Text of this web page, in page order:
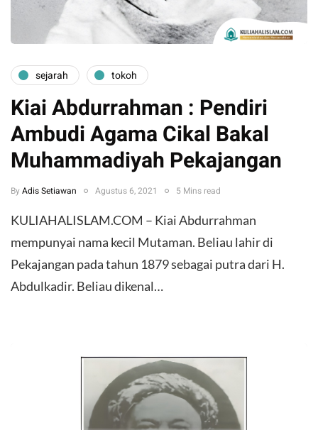
sejarah tokoh
Kiai Abdurrahman : Pendiri
Ambudi Agama Cikal Bakal
Muhammadiyah Pekajangan
By Adis Setiawan Agustus 6, 2021 5 Mins read
KULIAHALISLAM.COM – Kiai Abdurrahman
mempunyai nama kecil Mutaman. Beliau lahir di
Pekajangan pada tahun 1879 sebagai putra dari H.
Abdulkadir. Beliau dikenal…